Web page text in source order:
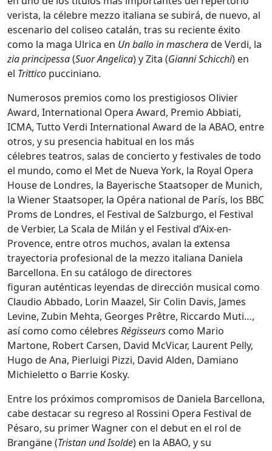
verista, la célebre mezzo italiana se subirá, de nuevo, al
escenario del coliseo catalán, tras su reciente éxito
como la maga Ulrica en Un ballo in mascherade Verdi, la
zia principessa(Suor Angelica) y Zita (Gianni Schicchi) en
el Trittico pucciniano.
Numerosos premios como los prestigiosos Olivier
Award, International Opera Award, Premio Abbiati,
ICMA, Tutto Verdi International Award de la ABAO, entre
otros, y su presencia habitual en los más
célebres teatros, salas de concierto y festivales de todo
el mundo, como el Met de Nueva York, la Royal Opera
House de Londres, la Bayerische Staatsoper de Munich,
la Wiener Staatsoper, la Opéra national de París, los BBC
Proms de Londres, el Festival de Salzburgo, el Festival
de Verbier, La Scala de Milán y el Festival d’Aix-en-
Provence, entre otros muchos, avalan la extensa
trayectoria profesional de la mezzo italiana Daniela
Barcellona. En su catálogo de directores
figuran auténticas leyendas de dirección musical como
Claudio Abbado, Lorin Maazel, Sir Colin Davis, James
Levine, Zubin Mehta, Georges Prêtre, Riccardo Muti…,
así como como célebres Régisseurs como Mario
Martone, Robert Carsen, David McVicar, Laurent Pelly,
Hugo de Ana, Pierluigi Pizzi, David Alden, Damiano
Michieletto o Barrie Kosky.
Entre los próximos compromisos de Daniela Barcellona,
cabe destacar su regreso al Rossini Opera Festival de
Pésaro, su primer Wagner con el debut en el rol de
Brangäne (Tristan und Isolde) en la ABAO, y su